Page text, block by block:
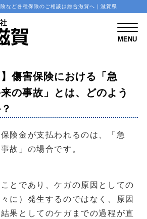
など各種保険のご相談は総合滋賀へ｜滋賀県
M
E
N
MENU
】傷害保険における「急
の事故」とは、どのよう
険金が支払われるのは、「急
故」の場合です。
とであり、ケガの原因としての
に）発生するのではなく、原因
果としてのケガまでの過程が直